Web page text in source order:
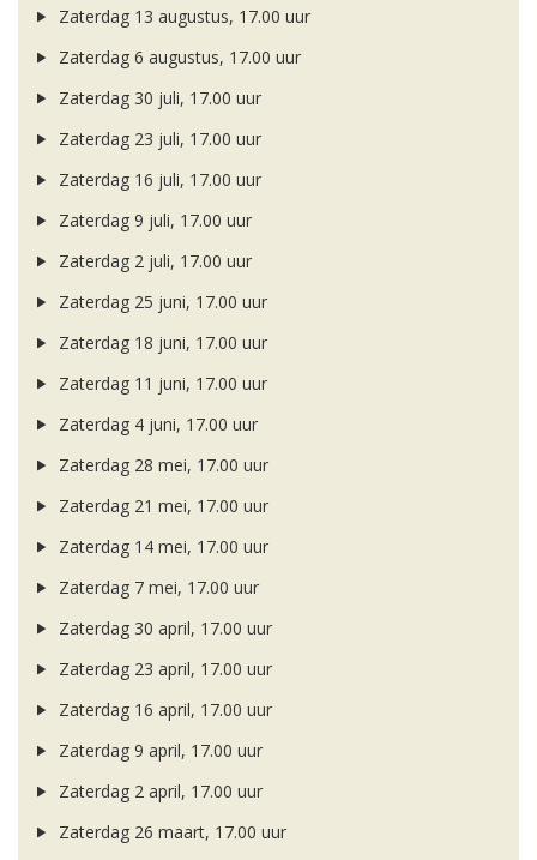
Zaterdag 13 augustus, 17.00 uur
Zaterdag 6 augustus, 17.00 uur
Zaterdag 30 juli, 17.00 uur
Zaterdag 23 juli, 17.00 uur
Zaterdag 16 juli, 17.00 uur
Zaterdag 9 juli, 17.00 uur
Zaterdag 2 juli, 17.00 uur
Zaterdag 25 juni, 17.00 uur
Zaterdag 18 juni, 17.00 uur
Zaterdag 11 juni, 17.00 uur
Zaterdag 4 juni, 17.00 uur
Zaterdag 28 mei, 17.00 uur
Zaterdag 21 mei, 17.00 uur
Zaterdag 14 mei, 17.00 uur
Zaterdag 7 mei, 17.00 uur
Zaterdag 30 april, 17.00 uur
Zaterdag 23 april, 17.00 uur
Zaterdag 16 april, 17.00 uur
Zaterdag 9 april, 17.00 uur
Zaterdag 2 april, 17.00 uur
Zaterdag 26 maart, 17.00 uur